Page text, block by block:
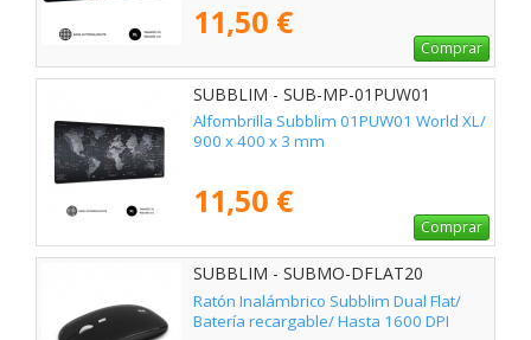
11,50 €
Comprar
SUBBLIM - SUB-MP-01PUW01
Alfombrilla Subblim 01PUW01 World XL/
900 x 400 x 3 mm
11,50 €
Comprar
SUBBLIM - SUBMO-DFLAT20
Ratón Inalámbrico Subblim Dual Flat/
Batería recargable/ Hasta 1600 DPI